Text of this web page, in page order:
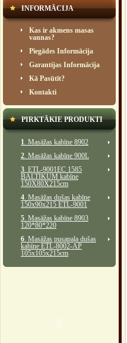
INFORMĀCIJA
Kas ir akmens masas
vannas?
Piegādes Informācija
Garantijas Informācija
Kā Pasūtīt?
Kontakti
PIRKTĀKIE PRODUKTI
1. Masāžas kabīne 8902
2. Masāžas kabīne 900L
3. ETL-9001EC 1585
BALTIKUM kabīne
150X80X215cm
4. Masāžas dušas kabīne
150x90x215 ETL-9001
5. Masāžas kabīne 8903
120*80*220
6. Masāžas pusapaļa dušas
kabīne ETL-8002-AP
105x105x215cm